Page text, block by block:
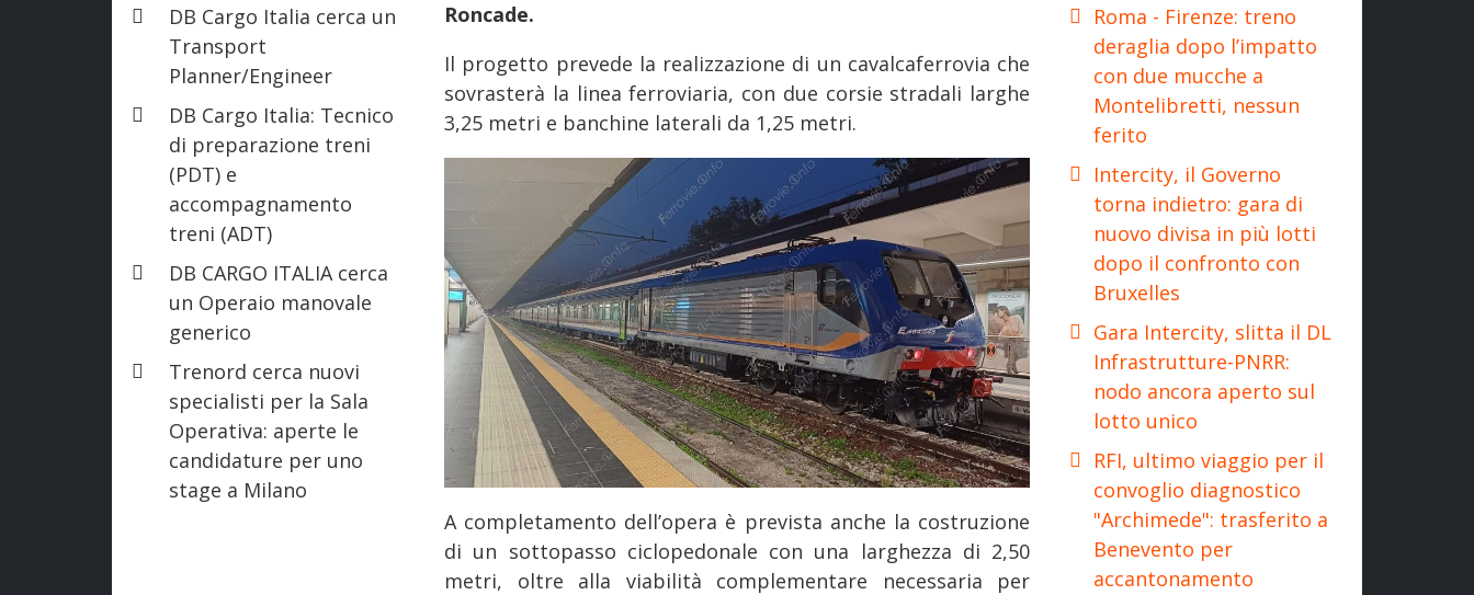
DB Cargo Italia cerca un
Transport
Planner/Engineer
DB Cargo Italia: Tecnico
di preparazione treni
(PDT) e
accompagnamento
treni (ADT)
DB CARGO ITALIA cerca
un Operaio manovale
generico
Trenord cerca nuovi
specialisti per la Sala
Operativa: aperte le
candidature per uno
stage a Milano
Roncade.
Il progetto prevede la realizzazione di un cavalcaferrovia che
sovrasterà la linea ferroviaria, con due corsie stradali larghe
3,25 metri e banchine laterali da 1,25 metri.
A completamento dell’opera è prevista anche la costruzione
di un sottopasso ciclopedonale con una larghezza di 2,50
metri, oltre alla viabilità complementare necessaria per
Roma - Firenze: treno
deraglia dopo l’impatto
con due mucche a
Montelibretti, nessun
ferito
Intercity, il Governo
torna indietro: gara di
nuovo divisa in più lotti
dopo il confronto con
Bruxelles
Gara Intercity, slitta il DL
Infrastrutture-PNRR:
nodo ancora aperto sul
lotto unico
RFI, ultimo viaggio per il
convoglio diagnostico
"Archimede": trasferito a
Benevento per
accantonamento